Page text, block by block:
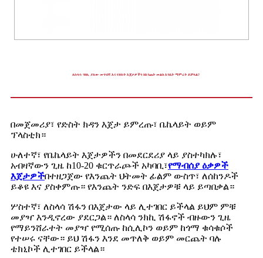
ለስላሳ ንክኪ ያለው መጥበሻ እና የድስት እጀታዎችን ከእንጨት መልክ እንዴት ማምረት ይቻላል?
በመጀመሪያ፣ የድስት ክዳን እጀታ ይምረጡ፣ ቤኬላይት ወይም
ፕላስቲክ።
ሁለተኛ፣ የቤኬላይት እጀታዎችን በመደርደሪያ ላይ ያስተካክሉ፣
አብዛኛውን ጊዜ ከ10-20 ቁርጥራጮች አካባቢ፣የማብሰያ ዕቃዎች
እጀታዎችበተዘጋጀው የእንጨት ህትመት ፊልም ውስጥ፣ ለሰከንዶች
ይቆዩ እና ያስቀምጡ። የእንጨት ንድፍ በእጀታዎቹ ላይ ይጣበቃል።
ሦስተኛ፣ ለስላሳ ሽፋን በእጀታው ላይ ሊተገበር ይችላል ይህም ምቹ
መያዣ እንዲኖረው ያደርጋል። ለስላሳ ንክኪ ሽፋኖች ብዙውን ጊዜ
የማይንሸራተት መያዣ የሚሰጡ ከሲሊኮን ወይም ከጎማ ቁሳቁሶች
የተሠሩ ናቸው። ይህ ሽፋን እንደ መጥለቅ ወይም መርጨት ባሉ
ቴክኒኮች ሊተገበር ይችላል።